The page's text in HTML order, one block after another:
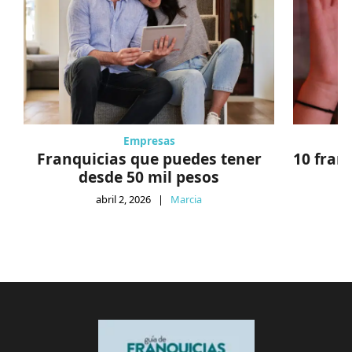
Empresas
Franquicias que puedes tener
desde 50 mil pesos
abril 2, 2026 | Marcia
10